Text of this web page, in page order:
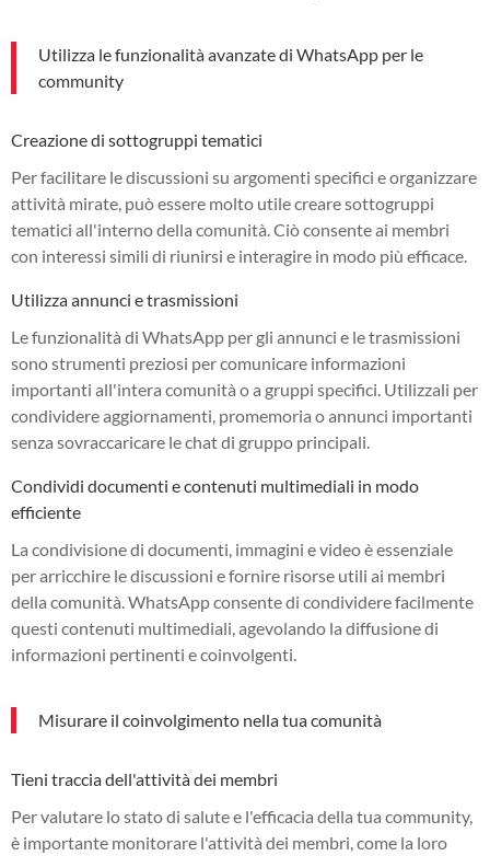
Utilizza le funzionalità avanzate di WhatsApp per le
community
Creazione di sottogruppi tematici
Per facilitare le discussioni su argomenti specifici e organizzare
attività mirate, può essere molto utile creare sottogruppi
tematici all'interno della comunità. Ciò consente ai membri
con interessi simili di riunirsi e interagire in modo più efficace.
Utilizza annunci e trasmissioni
Le funzionalità di WhatsApp per gli annunci e le trasmissioni
sono strumenti preziosi per comunicare informazioni
importanti all'intera comunità o a gruppi specifici. Utilizzali per
condividere aggiornamenti, promemoria o annunci importanti
senza sovraccaricare le chat di gruppo principali.
Condividi documenti e contenuti multimediali in modo
efficiente
La condivisione di documenti, immagini e video è essenziale
per arricchire le discussioni e fornire risorse utili ai membri
della comunità. WhatsApp consente di condividere facilmente
questi contenuti multimediali, agevolando la diffusione di
informazioni pertinenti e coinvolgenti.
Misurare il coinvolgimento nella tua comunità
Tieni traccia dell'attività dei membri
Per valutare lo stato di salute e l'efficacia della tua community,
è importante monitorare l'attività dei membri, come la loro